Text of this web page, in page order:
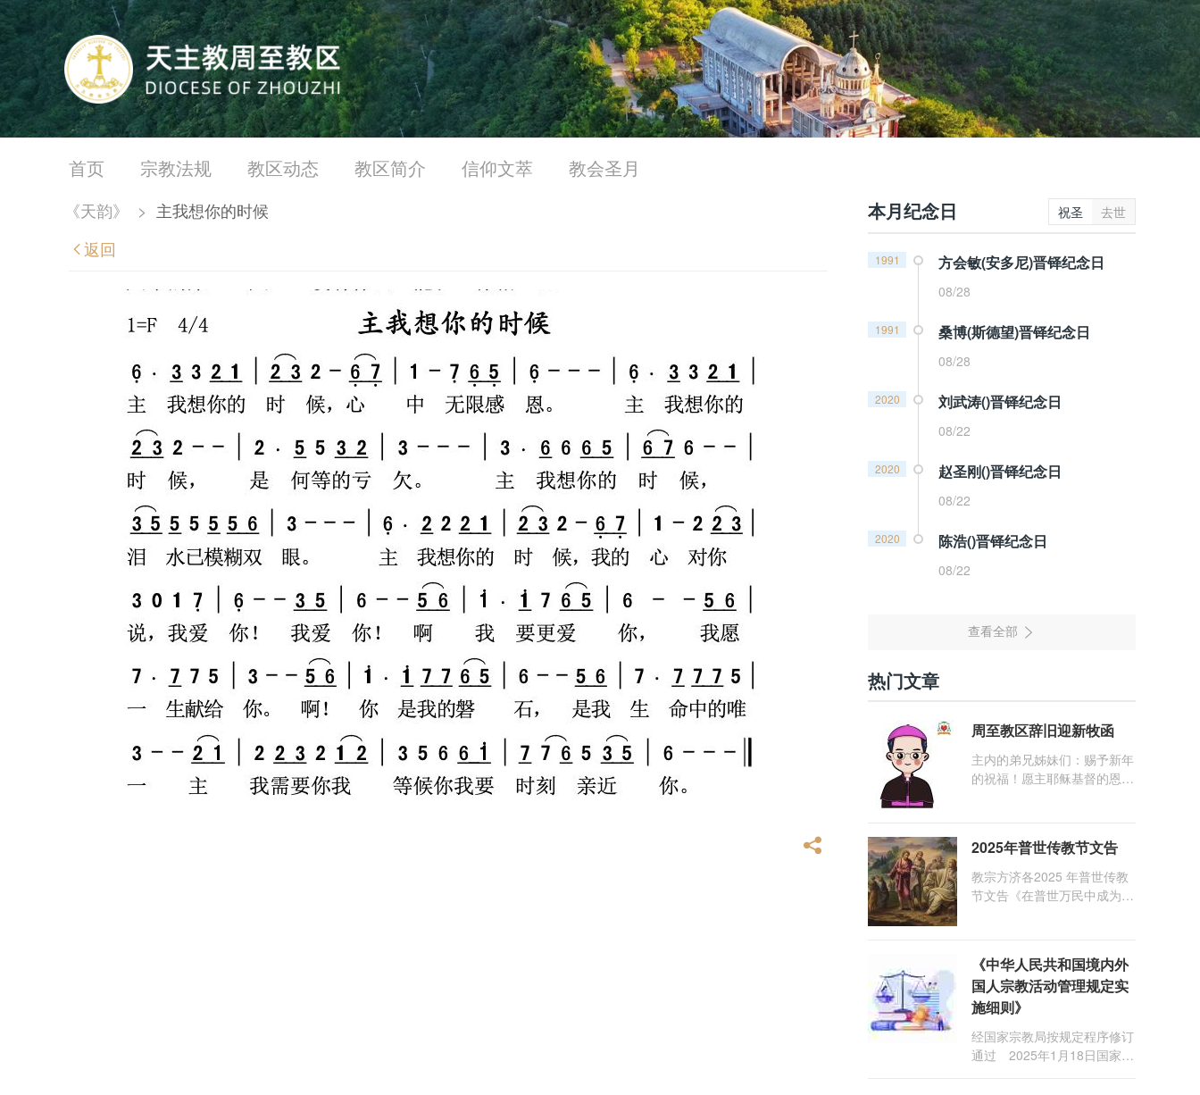
首页 宗教法规 教区动态 教区简介 信仰文萃 教会圣月
《天韵》 > 主我想你的时候
返回
本月纪念日 祝圣 去世
1991 方会敏(安多尼)晋铎纪念日
08/28
1991 桑博(斯德望)晋铎纪念日
08/28
2020 刘武涛()晋铎纪念日
08/22
2020 赵圣刚()晋铎纪念日
08/22
2020 陈浩()晋铎纪念日
08/22
热门文章
周至教区辞旧迎新牧函
主内的弟兄姊妹们：赐予新年
的祝福！愿主耶稣基督的恩
们，愿临在的救主基督安慰你
们，并圣化你们的生活，作为
祝贺祂诞辰的珍贵礼品。
2025年普世传教节文告
教宗方济各2025 年普世传教
节文告《在普世万民中成为怀
《中华人民共和国境内外
国人宗教活动管理规定实
施细则》
经国家宗教局按规定程序修订
通过 2025年1月18日国家宗